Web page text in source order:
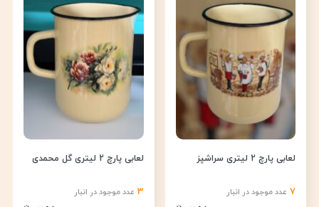
7 عدد موجود در انبار
لعابی پارچ 2 لیتری سراشپز
3 عدد موجود در انبار
لعابی پارچ 2 لیتری گل محمدی